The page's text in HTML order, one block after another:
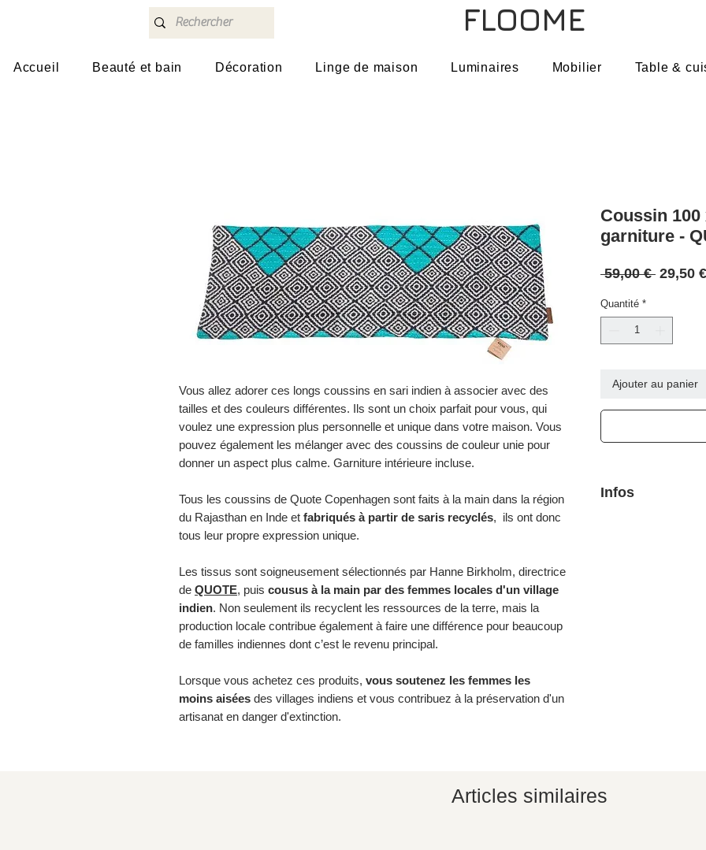
FLOOME
Accueil Beauté et bain Décoration Linge de maison Luminaires Mobilier Table &
Vous allez adorer ces longs coussins en sari indien à associer avec des
tailles et des couleurs différentes. Ils sont un choix parfait pour vous, qui
voulez une expression plus personnelle et unique dans votre maison. Vous
pouvez également les mélanger avec des coussins de couleur unie pour
donner un aspect plus calme. Garniture intérieure incluse.
Tous les coussins de Quote Copenhagen sont faits à la main dans la région
du Rajasthan en Inde et fabriqués à partir de saris recyclés, ils ont donc
tous leur propre expression unique.
Les tissus sont soigneusement sélectionnés par Hanne Birkholm, directrice
de QUOTE, puis cousus à la main par des femmes locales d'un village
indien. Non seulement ils recyclent les ressources de la terre, mais la
production locale contribue également à faire une différence pour beaucoup
de familles indiennes dont c’est le revenu principal.
Lorsque vous achetez ces produits, vous soutenez les femmes les
moins aisées des villages indiens et vous contribuez à la préservation d'un
artisanat en danger d'extinction.
Coussin 100
garniture -
59,00 € Prix
29,50 €
Quantité *
Ajouter au panier
Infos
Articles similaires